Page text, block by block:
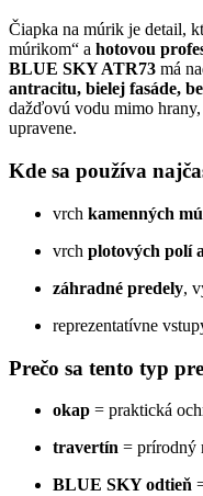
Čiapka na múrik je detail,
múrikom“ a hotovou
BLUE SKY ATR73 má
antracitu, bielej fasáde,
dažďovú vodu mimo
upravene.
Kde sa používa
vrch kamenných
vrch plotových polí
záhradné predely,
reprezentatívne
Prečo sa tento typ
okap = praktická
travertín = prírodný
BLUE SKY odtieň